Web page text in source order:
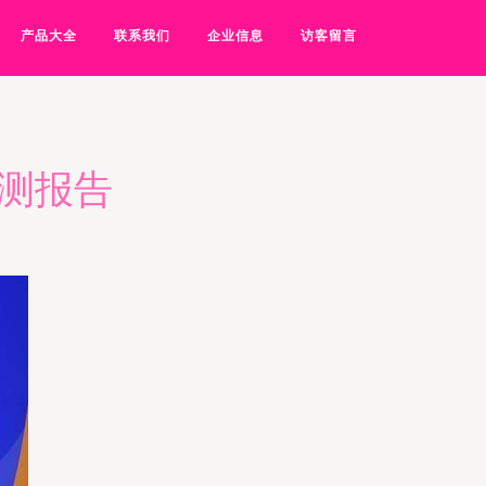
产品大全 联系我们 企业信息 访客留言
报告